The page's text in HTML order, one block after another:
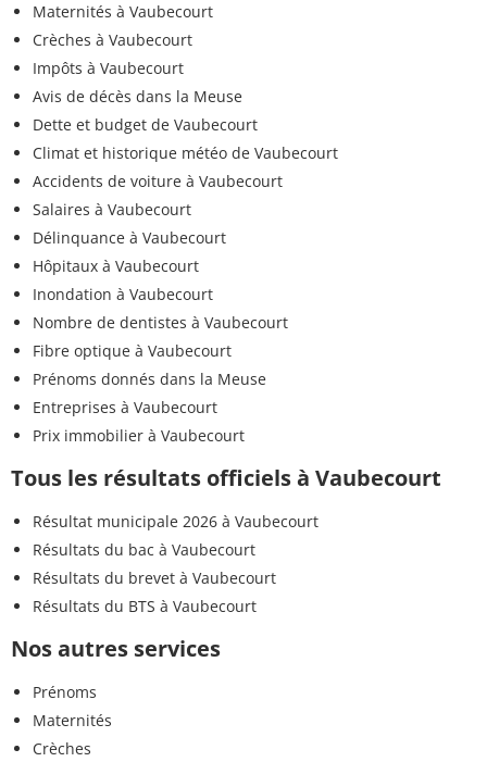
Maternités à Vaubecourt
Crèches à Vaubecourt
Impôts à Vaubecourt
Avis de décès dans la Meuse
Dette et budget de Vaubecourt
Climat et historique météo de Vaubecourt
Accidents de voiture à Vaubecourt
Salaires à Vaubecourt
Délinquance à Vaubecourt
Hôpitaux à Vaubecourt
Inondation à Vaubecourt
Nombre de dentistes à Vaubecourt
Fibre optique à Vaubecourt
Prénoms donnés dans la Meuse
Entreprises à Vaubecourt
Prix immobilier à Vaubecourt
Tous les résultats officiels à Vaubecourt
Résultat municipale 2026 à Vaubecourt
Résultats du bac à Vaubecourt
Résultats du brevet à Vaubecourt
Résultats du BTS à Vaubecourt
Nos autres services
Prénoms
Maternités
Crèches